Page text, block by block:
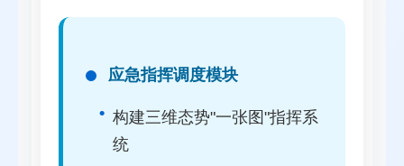
应急指挥调度模块
构建三维态势"一张图"指挥系
统